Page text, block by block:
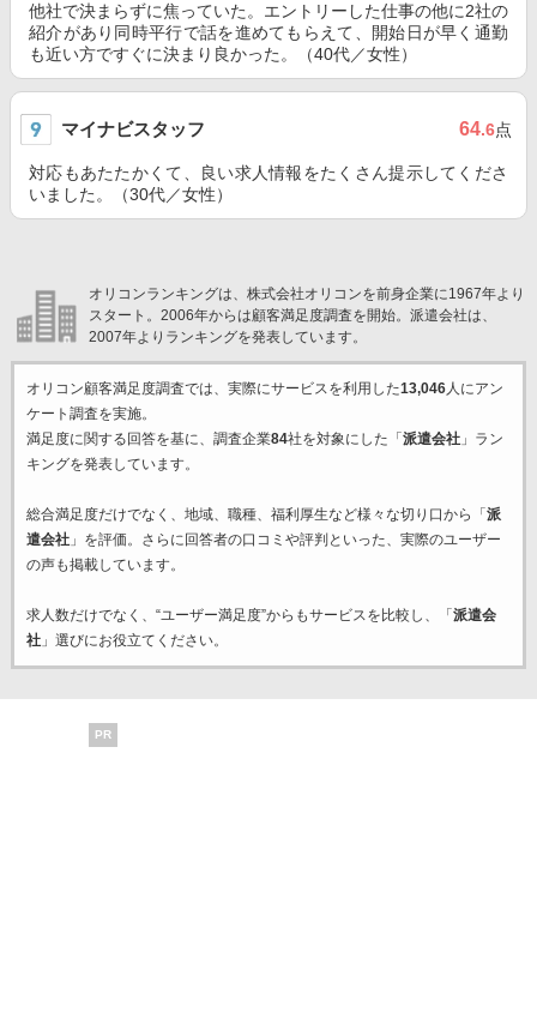
他社で決まらずに焦っていた。エントリーした仕事の他に2社の
紹介があり同時平行で話を進めてもらえて、開始日が早く通勤
も近い方ですぐに決まり良かった。（40代／女性）
マイナビスタッフ 64.6点
対応もあたたかくて、良い求人情報をたくさん提示してくださ
いました。（30代／女性）
オリコンランキングは、株式会社オリコンを前身企業に1967年より
スタート。2006年からは顧客満足度調査を開始。派遣会社は、
2007年よりランキングを発表しています。
オリコン顧客満足度調査では、実際にサービスを利用した13,046人にアン
ケート調査を実施。
満足度に関する回答を基に、調査企業84社を対象にした「 派遣会社」ラン
キングを発表しています。
総合満足度だけでなく、地域、職種、福利厚生など様々な切り口から「 派
遣会社」を評価。さらに回答者の口コミや評判といった、実際のユーザー
の声も掲載しています。
求人数だけでなく、“ユーザー満足度”からもサービスを比較し、「 派遣会
社」選びにお役立てください。
PR